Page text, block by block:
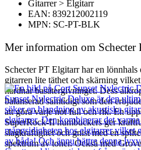
Gitarrer > Elgitarr
EAN: 839212002119
MPN: SC-PT-BLK
Mer information om Schecter
Schecter PT Elgitarr har en
gitarren lite täthet och skärning
hårdnar basåtergivninget. Dess
balanserad samtidigt som den
att göra varje not full och rik. En
SuperRock-II humbuckers ger
slagkraftighet och gnist med en
spektrum av toner. Också med